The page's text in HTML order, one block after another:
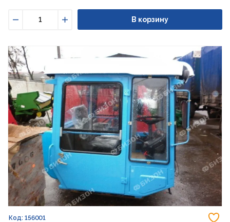
Увеличить
В корзину
Код: 156001